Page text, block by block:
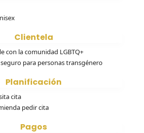
Clientela
con la comunidad LGBTQ+
seguro para personas transgénero
Planificación
cita
pedir cita
Pagos